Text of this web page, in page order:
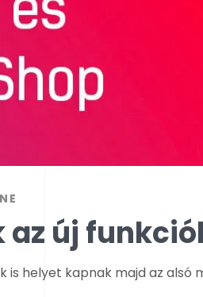
új
helyet kapnak majd az alsó